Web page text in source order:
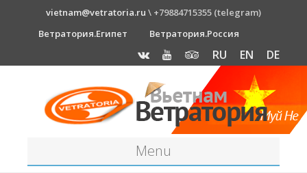
vietnam@vetratoria.ru \ +79884715355 (telegram)
Ветратория.Египет
Ветратория.Россия
RU EN DE
Menu